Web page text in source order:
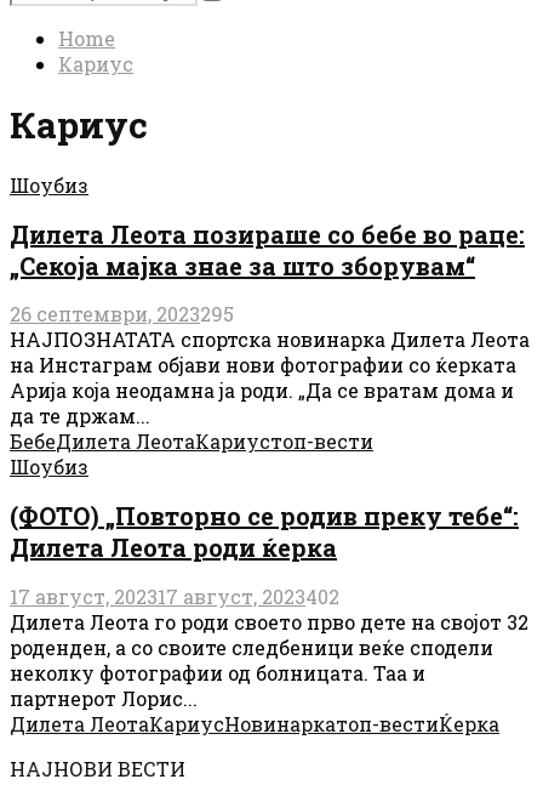
for:
Search
Home
Кариус
Кариус
Шоубиз
Дилета Леота позираше со бебе во раце:
„Секоја мајка знае за што зборувам“
26 септември, 2023295
НАЈПОЗНАТАТА спортска новинарка Дилета Леота
на Инстаграм објави нови фотографии со ќерката
Арија која неодамна ја роди. „Да се ​​вратам дома и
да те држам...
БебеДилета ЛеотаКариустоп-вести
Шоубиз
(ФОТО) „Повторно се родив преку тебе“:
Дилета Леота роди ќерка
17 август, 202317 август, 2023402
Дилета Леота го роди своето прво дете на својот 32
роденден, а со своите следбеници веќе сподели
неколку фотографии од болницата. Таа и
партнерот Лорис...
Дилета ЛеотаКариусНовинаркатоп-вестиЌерка
НАЈНОВИ ВЕСТИ